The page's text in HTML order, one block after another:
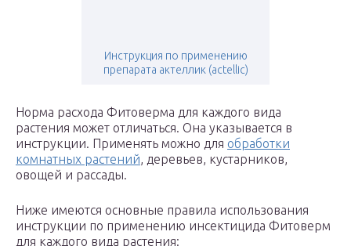
Инструкция по применению
препарата актеллик (actellic)
Норма расхода Фитоверма для каждого вида
растения может отличаться. Она указывается в
инструкции. Применять можно для обработки
комнатных растений, деревьев, кустарников,
овощей и рассады.
Ниже имеются основные правила использования
инструкции по применению инсектицида Фитоверм
для каждого вида растения: